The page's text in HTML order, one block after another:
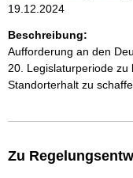
19.12.2024
Beschreibung:
Aufforderung an den
20. Legislaturperiode
Standorterhalt zu
Zu